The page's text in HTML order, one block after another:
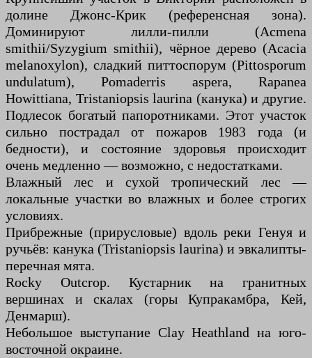
долине Джонс-Крик (референсная зона).
Доминируют лилли-пилли (Acmena
smithii/Syzygium smithii), чёрное дерево (Acacia
melanoxylon), сладкий питтоспорум (Pittosporum
undulatum), Pomaderris aspera, Rapanea
Howittiana, Tristaniopsis laurina (канука) и другие.
Подлесок богатый папоротниками. Этот участок
сильно пострадал от пожаров 1983 года (и
бедности), и состояние здоровья происходит
очень медленно — возможно, с недостатками.
Влажный лес и сухой тропический лес —
локальные участки во влажных и более строгих
условиях.
Прибрежные (прирусловые) вдоль реки Генуя и
ручьёв: канука (Tristaniopsis laurina) и эвкалипты-
перечная мята.
Rocky Outcrop. Кустарник на гранитных
вершинах и скалах (горы Купракамбра, Кей,
Денмарш).
Небольшое выступание Clay Heathland на юго-
восточной окраине.